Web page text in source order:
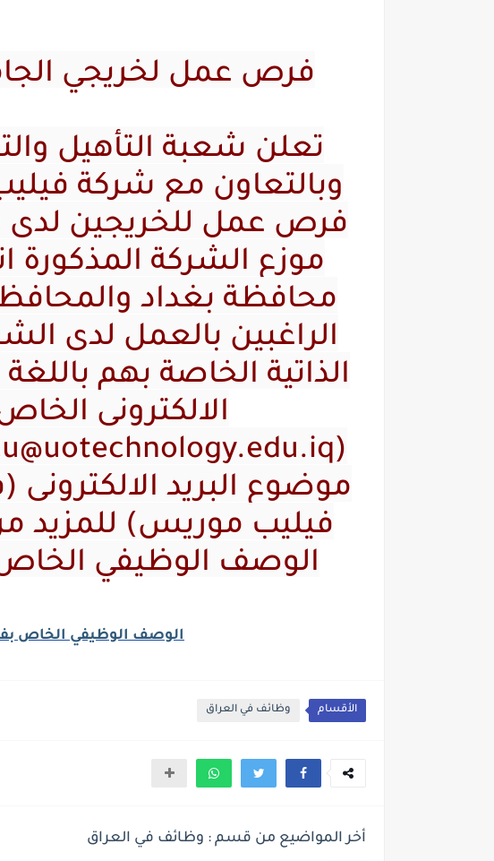
فرص عمل لخريجي
تعلن شعبة التأهيل
وبالتعاون مع شركة
فرص عمل للخريجين لدى
موزع الشركة المذكورة
محافظة بغداد
الراغبين بالعمل لدى
الذاتية الخاصة بهم باللغة
الالكتروني
موضوع البريد
فيليب موريس) للمزيد
الوصف الوظيفي
الوصف الوظيفي الخاص
الأقسام وظائف في العراق
أخر المواضيع من قسم : وظائف في العراق